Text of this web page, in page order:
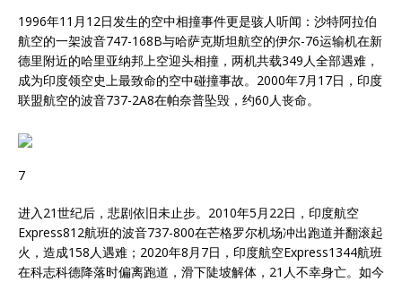
1996年11月12日发生的空中相撞事件更是骇人听闻：沙特阿拉伯
航空的一架波音747-168B与哈萨克斯坦航空的伊尔-76运输机在新
德里附近的哈里亚纳邦上空迎头相撞，两机共载349人全部遇难，
成为印度领空史上最致命的空中碰撞事故。2000年7月17日，印度
联盟航空的波音737-2A8在帕奈普坠毁，约60人丧命。
7
进入21世纪后，悲剧依旧未止步。2010年5月22日，印度航空
Express812航班的波音737-800在芒格罗尔机场冲出跑道并翻滚起
火，造成158人遇难；2020年8月7日，印度航空Express1344航班
在科志科德降落时偏离跑道，滑下陡坡解体，21人不幸身亡。如今